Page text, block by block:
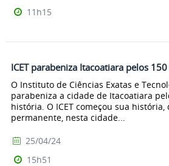
11h15
ICET parabeniza Itacoatiara pelos
O Instituto de Ciências Exatas e
parabeniza a cidade de Itacoatiara
história. O ICET começou sua história,
permanente, nesta cidade...
25/04/24
15h51